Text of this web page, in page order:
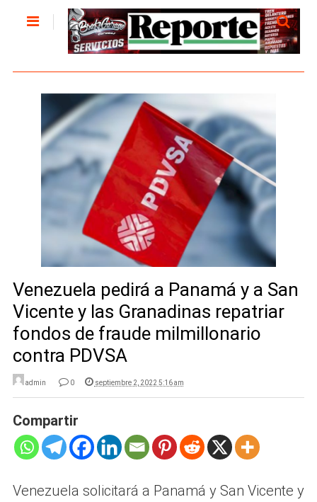
Venezuela pedirá a Panamá y a San
Vicente y las Granadinas repatriar
fondos de fraude milmillonario
contra PDVSA
admin 0 septiembre 2, 2022 5:16 am
Compartir
Venezuela solicitará a Panamá y San Vicente y